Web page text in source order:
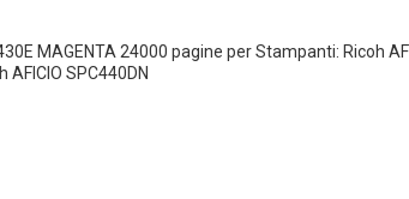
MAGENTA 24000 pagine per Stampanti: Ricoh
AFICIO SPC440DN